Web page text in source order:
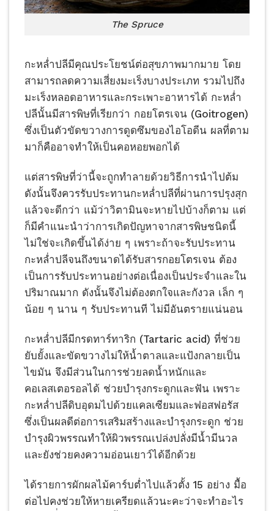
The Spruce
กะหล่ำปลีมีคุณประโยชน์ต่อสุขภาพมากมาย โดย
สามารถลดความเสี่ยงมะเร็งบางประเภท รวมไปถึง
มะเร็งหลอดอาหารและกระเพาะอาหารได้ กะหล่ำ
ปลีนั้นมีสารพิษที่เรียกว่า กอยโตรเจน (Goitrogen)
ซึ่งเป็นตัวขัดขวางการดูดซึมของไอโอดีน ผลที่ตาม
มาก็คืออาจทำให้เป็นคอหอยพอกได้
แต่สารพิษที่ว่านี้จะถูกทำลายด้วยวิธีการนำไปต้ม
ดังนั้นจึงควรรับประทานกะหล่ำปลีที่ผ่านการปรุงสุก
แล้วจะดีกว่า แม้ว่าวิตามินจะหายไปบ้างก็ตาม แต่
ก็มีคำแนะนำว่าการเกิดปัญหาจากสารพิษชนิดนี้
ไม่ใช่จะเกิดขึ้นได้ง่าย ๆ เพราะถ้าจะรับประทาน
กะหล่ำปลีจนถึงขนาดได้รับสารกอยโตรเจน ต้อง
เป็นการรับประทานอย่างต่อเนื่องเป็นประจำและใน
ปริมาณมาก ดังนั้นจึงไม่ต้องตกใจและกังวล เล็ก ๆ
น้อย ๆ นาน ๆ รับประทานที ไม่มีอันตรายแน่นอน
กะหล่ำปลีมีกรดทาร์ทาริก (Tartaric acid) ที่ช่วย
ยับยั้งและขัดขวางไม่ให้น้ำตาลและแป้งกลายเป็น
ไขมัน จึงมีส่วนในการช่วยลดน้ำหนักและ
คอเลสเตอรอลได้ ช่วยบำรุงกระดูกและฟัน เพราะ
กะหล่ำปลีดิบอุดมไปด้วยแคลเซียมและฟอสฟอรัส
ซึ่งเป็นผลดีต่อการเสริมสร้างและบำรุงกระดูก ช่วย
บำรุงผิวพรรณทำให้ผิวพรรณเปล่งปลั่งมีน้ำมีนวล
และยังช่วยคงความอ่อนเยาว์ได้อีกด้วย
ได้รายการผักผลไม้คาร์บต่ำไปแล้วตั้ง 15 อย่าง มื้อ
ต่อไปคงช่วยให้หายเครียดแล้วนะคะว่าจะทำอะไร